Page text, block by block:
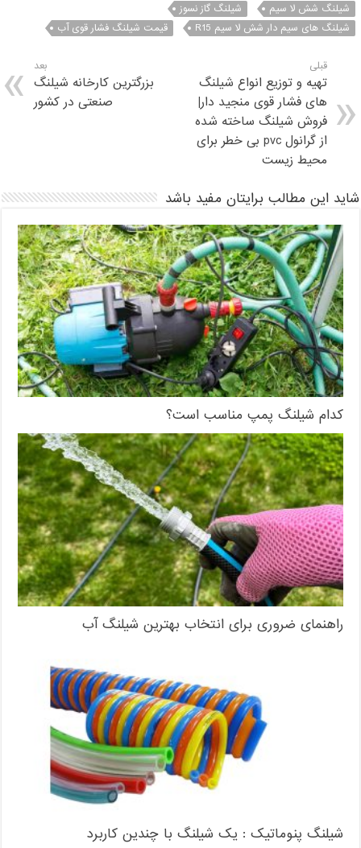
شیلنگ شش لا سیم
شیلنگ گاز نسوز
شیلنگ های سیم دار شش لا سیم R15
قیمت شیلنگ فشار قوی آب
قبلی
تهیه و توزیع انواع شیلنگ
های فشار قوی منجید دار|
فروش شیلنگ ساخته شده
از گرانول pvc بی خطر برای
محیط زیست
بعد
بزرگترین کارخانه شیلنگ
صنعتی در کشور
شاید این مطالب برایتان مفید باشد
کدام شیلنگ پمپ مناسب است؟
راهنمای ضروری برای انتخاب بهترین شیلنگ آب
شیلنگ پنوماتیک : یک شیلنگ با چندین کاربرد